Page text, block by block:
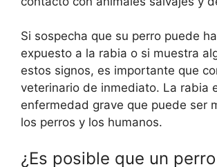
Si sospecha que su perro puede
expuesto a la rabia o si muestra
estos signos, es importante que
veterinario de inmediato. La rabia
enfermedad grave que puede ser
los perros y los humanos.
¿Es posible que un